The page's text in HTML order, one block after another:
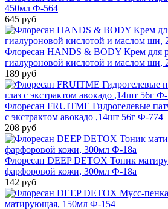
450мл Ф-564
645 руб
Флоресан HANDS & BODY Крем для
гиалуроновой кислотой и маслом ши,
189 руб
Флоресан FRUITME Гидрогелевые
с экстрактом авокадо ,14шт 56г Ф-774
208 руб
Флоресан DEEP DETOX Тоник
фарфоровой кожи, 300мл Ф-18a
142 руб